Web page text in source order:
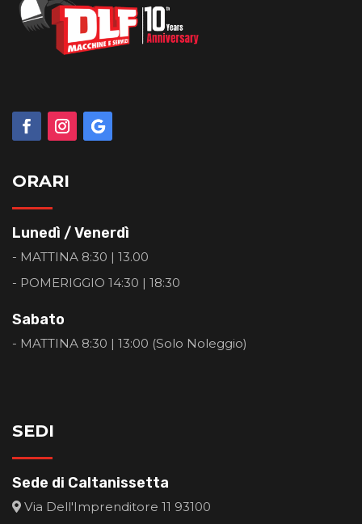
ORARI
Lunedì / Venerdì
- MATTINA 8:30 | 13.00
- POMERIGGIO 14:30 | 18:30
Sabato
- MATTINA 8:30 | 13:00 (Solo Noleggio)
SEDI
Sede di Caltanissetta
Via Dell'Imprenditore 11 93100